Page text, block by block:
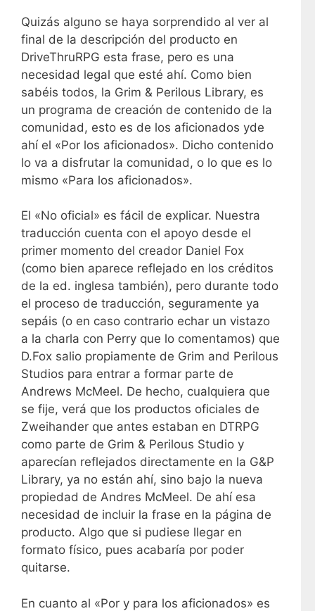
Quizás alguno se haya sorprendido al ver al
final de la descripción del producto en
DriveThruRPG esta frase, pero es una
necesidad legal que esté ahí. Como bien
sabéis todos, la Grim & Perilous Library, es
un programa de creación de contenido de la
comunidad, esto es de los aficionados yde
ahí el «Por los aficionados». Dicho contenido
lo va a disfrutar la comunidad, o lo que es lo
mismo «Para los aficionados».
El «No oficial» es fácil de explicar. Nuestra
traducción cuenta con el apoyo desde el
primer momento del creador Daniel Fox
(como bien aparece reflejado en los créditos
de la ed. inglesa también), pero durante todo
el proceso de traducción, seguramente ya
sepáis (o en caso contrario echar un vistazo
a la charla con Perry que lo comentamos) que
D.Fox salio propiamente de Grim and Perilous
Studios para entrar a formar parte de
Andrews McMeel. De hecho, cualquiera que
se fije, verá que los productos oficiales de
Zweihander que antes estaban en DTRPG
como parte de Grim & Perilous Studio y
aparecían reflejados directamente en la G&P
Library, ya no están ahí, sino bajo la nueva
propiedad de Andres McMeel. De ahí esa
necesidad de incluir la frase en la página de
producto. Algo que si pudiese llegar en
formato físico, pues acabaría por poder
quitarse.
En cuanto al «Por y para los aficionados» es